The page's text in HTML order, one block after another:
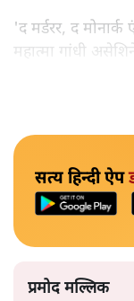
'द मर्डरर, द
महात्मा गांधी
सत्य हिन्दी ऐप
प्रमोद मल्लिक